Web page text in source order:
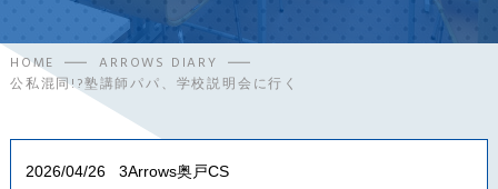
HOME
ARROWS DIARY
公私混同!?塾講師パパ、学校説明会に行く
2026/04/26 3Arrows奥戸CS